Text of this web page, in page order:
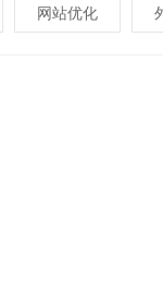
网站优化